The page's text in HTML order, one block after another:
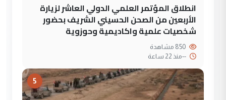
انطلاق المؤتمر العلمي الدولي العاشر لزيارة
الأربعين من الصحن الحسيني الشريف بحضور
شخصيات علمية واكاديمية وحوزوية
--منذ 22 ساعة
5